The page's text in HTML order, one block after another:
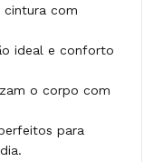
cintura com
ideal e conforto
o corpo com
para